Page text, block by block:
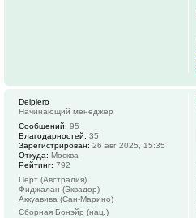
Delpiero
Начинающий менеджер
Сообщений: 95
Благодарностей: 35
Зарегистрирован: 26 авг 2025, 15:35
Откуда: Москва
Рейтинг: 792
Перт (Австралия)
Фиджалан (Эквадор)
Аккуавива (Сан-Марино)
Сборная Бонэйр (нац.)